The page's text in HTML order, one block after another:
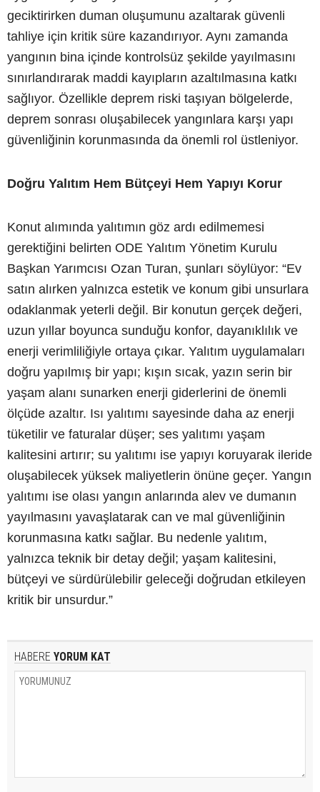
geciktirirken duman oluşumunu azaltarak güvenli
tahliye için kritik süre kazandırıyor. Aynı zamanda
yangının bina içinde kontrolsüz şekilde yayılmasını
sınırlandırarak maddi kayıpların azaltılmasına katkı
sağlıyor. Özellikle deprem riski taşıyan bölgelerde,
deprem sonrası oluşabilecek yangınlara karşı yapı
güvenliğinin korunmasında da önemli rol üstleniyor.
Doğru Yalıtım Hem Bütçeyi Hem Yapıyı Korur
Konut alımında yalıtımın göz ardı edilmemesi
gerektiğini belirten ODE Yalıtım Yönetim Kurulu
Başkan Yarımcısı Ozan Turan, şunları söylüyor: “Ev
satın alırken yalnızca estetik ve konum gibi unsurlara
odaklanmak yeterli değil. Bir konutun gerçek değeri,
uzun yıllar boyunca sunduğu konfor, dayanıklılık ve
enerji verimliliğiyle ortaya çıkar. Yalıtım uygulamaları
doğru yapılmış bir yapı; kışın sıcak, yazın serin bir
yaşam alanı sunarken enerji giderlerini de önemli
ölçüde azaltır. Isı yalıtımı sayesinde daha az enerji
tüketilir ve faturalar düşer; ses yalıtımı yaşam
kalitesini artırır; su yalıtımı ise yapıyı koruyarak ileride
oluşabilecek yüksek maliyetlerin önüne geçer. Yangın
yalıtımı ise olası yangın anlarında alev ve dumanın
yayılmasını yavaşlatarak can ve mal güvenliğinin
korunmasına katkı sağlar. Bu nedenle yalıtım,
yalnızca teknik bir detay değil; yaşam kalitesini,
bütçeyi ve sürdürülebilir geleceği doğrudan etkileyen
kritik bir unsurdur.”
HABERE YORUM KAT